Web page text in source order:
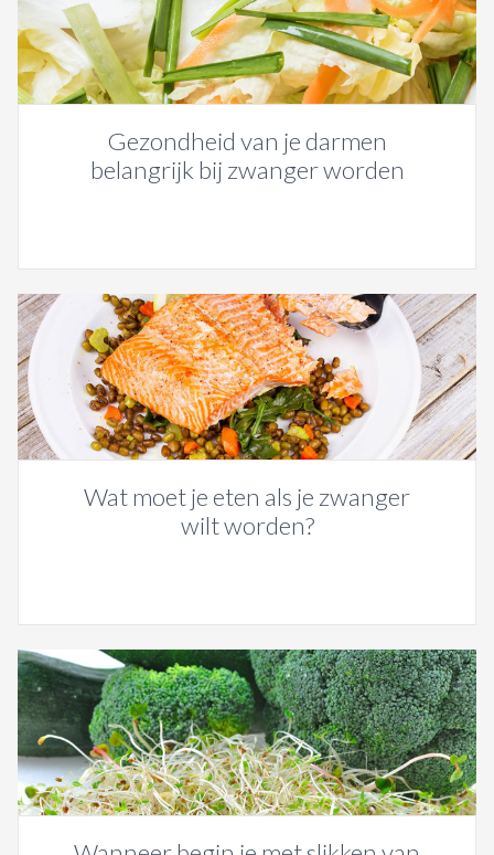
Gezondheid van je darmen
belangrijk bij zwanger worden
Wat moet je eten als je zwanger
wilt worden?